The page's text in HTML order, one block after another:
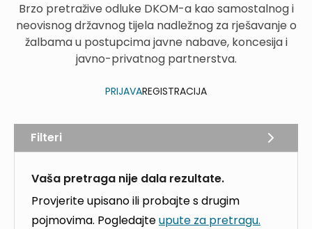
Brzo pretražive odluke DKOM-a kao samostalnog i
neovisnog državnog tijela nadležnog za rješavanje o
žalbama u postupcima javne nabave, koncesija i
javno-privatnog partnerstva.
PRIJAVAREGISTRACIJA
Vaša pretraga nije dala rezultate.
Provjerite upisano ili probajte s drugim
pojmovima. Pogledajteupute za pretragu.
Filteri